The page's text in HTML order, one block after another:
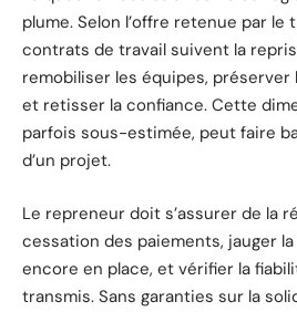
plume. Selon l’offre retenue par le
contrats de travail suivent la
remobiliser les équipes,
et retisser la confiance. Cette
parfois sous-estimée, peut faire
d’un projet.
Le repreneur doit s’assurer de la
cessation des paiements, jauger
encore en place, et vérifier la
transmis. Sans garanties sur la